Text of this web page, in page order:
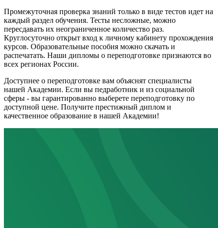
Промежуточная проверка знаний только в виде тестов идет на
каждый раздел обучения. Тесты несложные, можно
пересдавать их неограниченное количество раз.
Круглосуточно открыт вход к личному кабинету прохождения
курсов. Образовательные пособия можно скачать и
распечатать. Наши дипломы о переподготовке признаются во
всех регионах России.
Доступнее о переподготовке вам объяснят специалисты
нашей Академии. Если вы педработник и из социальной
сферы - вы гарантированно выберете переподготовку по
доступной цене. Получите престижный диплом и
качественное образование в нашей Академии!